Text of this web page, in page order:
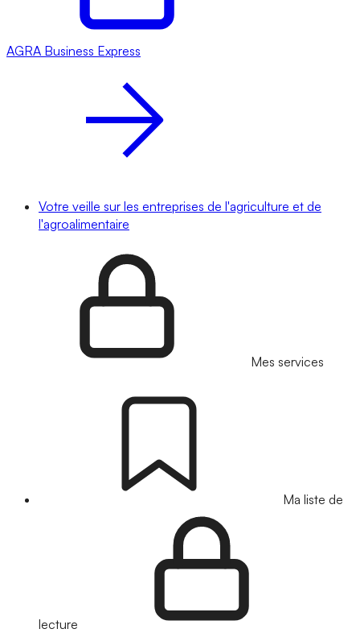
AGRA Business Express
Votre veille sur les entreprises de l'agriculture et de
l'agroalimentaire
Mes services
Ma liste de
lecture